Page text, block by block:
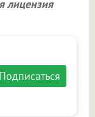
лицензия
Подписаться